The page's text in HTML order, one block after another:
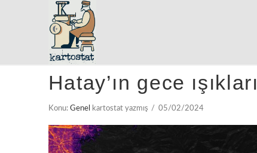
Hatay’ın gece ışıkları
Konu: Genel kartostat yazmış 05/02/2024